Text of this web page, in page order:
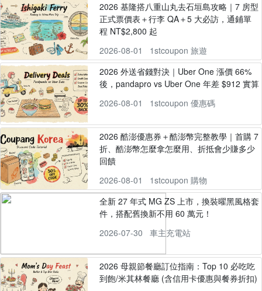
2026 基隆搭八重山丸去石垣島攻略｜7 房型
正式票價表＋行李 QA＋5 大必訪，通鋪單
程 NT$2,800 起
2026-08-01
1stcoupon 旅遊
2026 外送省錢對決｜Uber One 漲價 66%
後，pandapro vs Uber One 年差 $912 實算
2026-08-01
1stcoupon 優惠碼
2026 酷澎優惠券＋酷澎幣完整教學｜首購 7
折、酷澎幣怎麼拿怎麼用、折抵會少賺多少
回饋
2026-08-01
1stcoupon 購物
全新 27 年式 MG ZS 上市，換裝曜黑風格套
件，搭配舊換新不用 60 萬元！
2026-07-30
車主充電站
2026 母親節餐廳訂位指南：Top 10 必吃吃
到飽/米其林餐廳 (含信用卡優惠與餐券折扣)